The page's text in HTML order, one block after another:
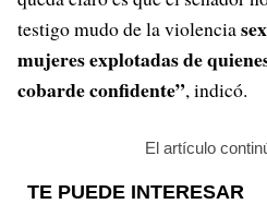
testigo mudo de la violencia
mujeres explotadas de
cobarde confidente”, indicó.
El artículo
TE PUEDE INTERESAR